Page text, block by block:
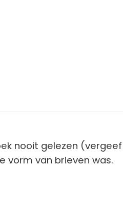
nooit gelezen
vorm van brieven was.